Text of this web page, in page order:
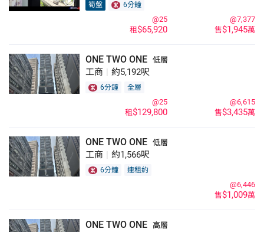
筍盤 6分鐘
售$1,945萬
@7,377
租$65,920
@25
ONE TWO ONE 低層
工商 約5,192呎
6分鐘 全層
售$3,435萬
@6,615
租$129,800
@25
ONE TWO ONE 低層
工商 約1,566呎
6分鐘 連租約
售$1,009萬
@6,446
ONE TWO ONE 高層